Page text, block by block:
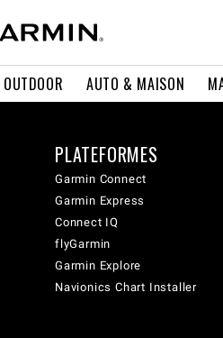
AUTO & MAISON
PLATEFORMES
Garmin Connect
Garmin Express
Connect IQ
flyGarmin
Garmin Explore
Navionics Chart Installer